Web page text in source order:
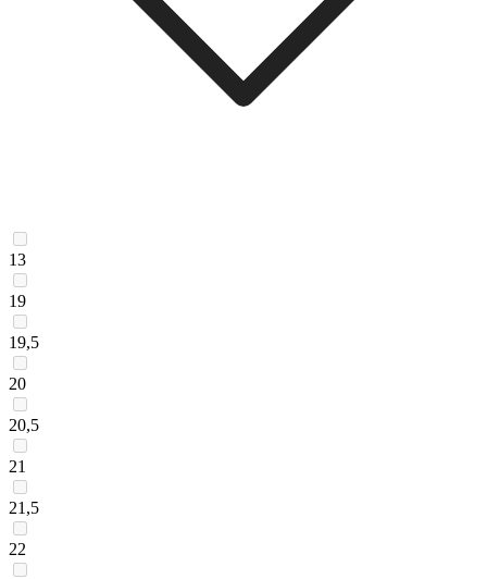
13
19
19,5
20
20,5
21
21,5
22